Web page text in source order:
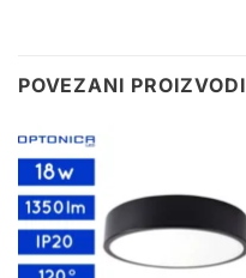
POVEZANI PROIZVODI